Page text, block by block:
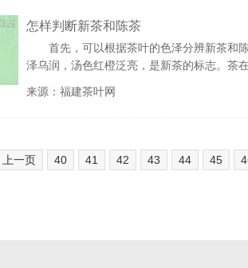
怎样判断新茶和陈茶
首先，可以根据茶叶的色泽分辨新茶和
泽乌润，汤色红橙泛亮，是新茶的标志。茶
来源：福建茶叶网
上一页 40 41 42 43 44 45